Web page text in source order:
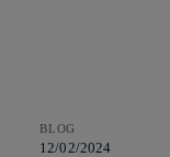
BLOG
12/02/2024